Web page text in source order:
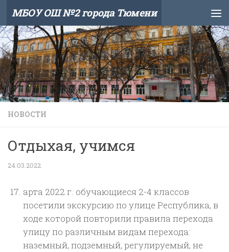
Skip to content
МБОУ ОШ №2 города Тюмени
НОВОСТИ
Отдыхая, учимся
24.03.2022
арта 2022 г. обучающиеся 2-4 классов
посетили экскурсию по улице Республика, в
ходе которой повторили правила перехода
улицу по различным видам перехода:
наземный, подземный, регулируемый, не